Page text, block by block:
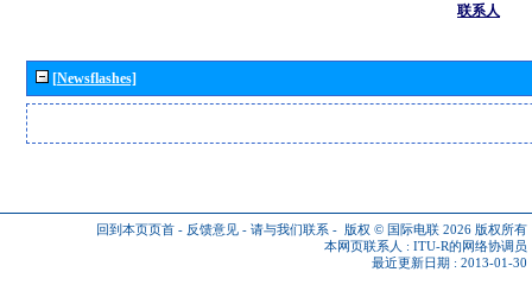
联系人
[Newsflashes]
回到本页页首 - 反馈意见 - 请与我们联系 - 版权 © 国际电联 2026 版权所有
本网页联系人 : ITU-R的网络协调员
最近更新日期 : 2013-01-30